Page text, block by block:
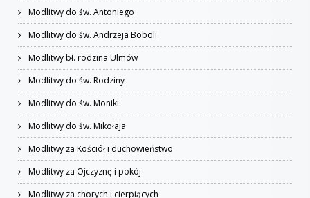
Modlitwy do św. Antoniego
Modlitwy do św. Andrzeja Boboli
Modlitwy bł. rodzina Ulmów
Modlitwy do św. Rodziny
Modlitwy do św. Moniki
Modlitwy do św. Mikołaja
Modlitwy za Kościół i duchowieństwo
Modlitwy za Ojczyznę i pokój
Modlitwy za chorych i cierpiących